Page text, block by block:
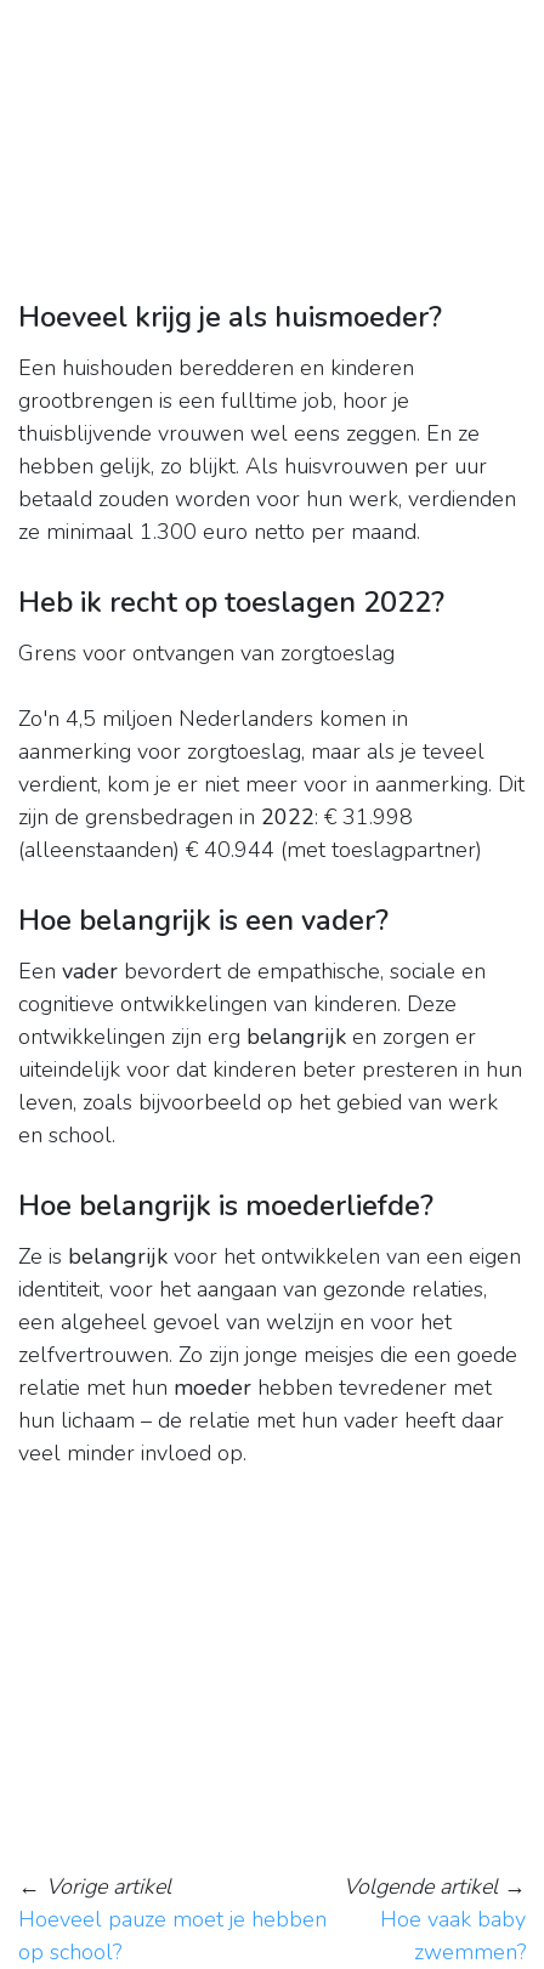
Hoeveel krijg je als huismoeder?
Een huishouden beredderen en kinderen
grootbrengen is een fulltime job, hoor je
thuisblijvende vrouwen wel eens zeggen. En ze
hebben gelijk, zo blijkt. Als huisvrouwen per uur
betaald zouden worden voor hun werk, verdienden
ze minimaal 1.300 euro netto per maand.
Heb ik recht op toeslagen 2022?
Grens voor ontvangen van zorgtoeslag
Zo'n 4,5 miljoen Nederlanders komen in
aanmerking voor zorgtoeslag, maar als je teveel
verdient, kom je er niet meer voor in aanmerking. Dit
zijn de grensbedragen in 2022: € 31.998
(alleenstaanden) € 40.944 (met toeslagpartner)
Hoe belangrijk is een vader?
Een vader bevordert de empathische, sociale en
cognitieve ontwikkelingen van kinderen. Deze
ontwikkelingen zijn erg belangrijk en zorgen er
uiteindelijk voor dat kinderen beter presteren in hun
leven, zoals bijvoorbeeld op het gebied van werk
en school.
Hoe belangrijk is moederliefde?
Ze is belangrijk voor het ontwikkelen van een eigen
identiteit, voor het aangaan van gezonde relaties,
een algeheel gevoel van welzijn en voor het
zelfvertrouwen. Zo zijn jonge meisjes die een goede
relatie met hun moeder hebben tevredener met
hun lichaam – de relatie met hun vader heeft daar
veel minder invloed op.
← Vorige artikel
Hoeveel pauze moet je hebben
op school?
Volgende artikel→
Hoe vaak baby
zwemmen?